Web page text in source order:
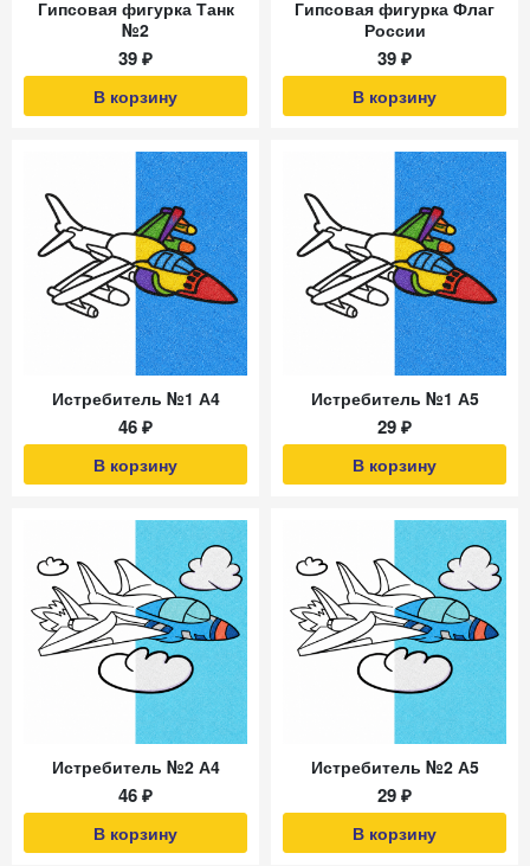
Гипсовая фигурка Танк
№2
39 ₽
В корзину
Гипсовая фигурка Флаг
России
39 ₽
В корзину
Истребитель №1 А4
46 ₽
В корзину
Истребитель №1 А5
29 ₽
В корзину
Истребитель №2 А4
46 ₽
В корзину
Истребитель №2 А5
29 ₽
В корзину